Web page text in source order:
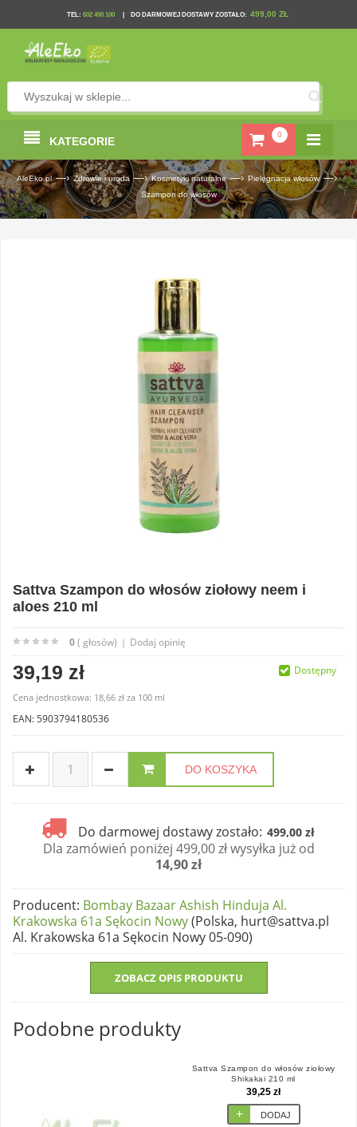
TEL: 602 490 100 DO DARMOWEJ DOSTAWY ZOSTAŁO: 499,00 ZŁ
0
KATEGORIE
AleEko.pl —› Zdrowie i uroda —› Kosmetyki naturalne —› Pielęgnacja włosów —›
Szampon do włosów
Sattva Szampon do włosów ziołowy neem i
aloes 210 ml
0( głosów) | Dodaj opinię
39,19 zł
Cena jednostkowa: 18,66 zł za 100 ml
EAN: 5903794180536
DO KOSZYKA
Do darmowej dostawy zostało: 499,00 zł
Dla zamówień poniżej 499,00 zł wysyłka już od
14,90 zł
Dostępny
Producent: Bombay Bazaar Ashish Hinduja Al.
Krakowska 61a Sękocin Nowy(Polska, hurt@sattva.pl
Al. Krakowska 61a Sękocin Nowy 05-090)
ZOBACZ OPIS PRODUKTU
Podobne produkty
Sattva Szampon do włosów ziołowy
Shikakai 210 ml
39,25 zł
DODAJ